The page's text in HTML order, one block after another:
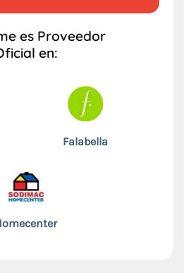
es Proveedor
en:
Falabella